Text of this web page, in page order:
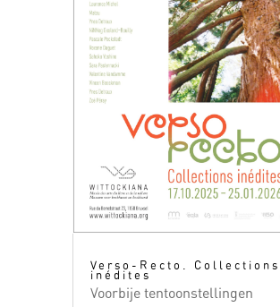
Verso-Recto. Collections
inédites
Voorbije tentoonstellingen